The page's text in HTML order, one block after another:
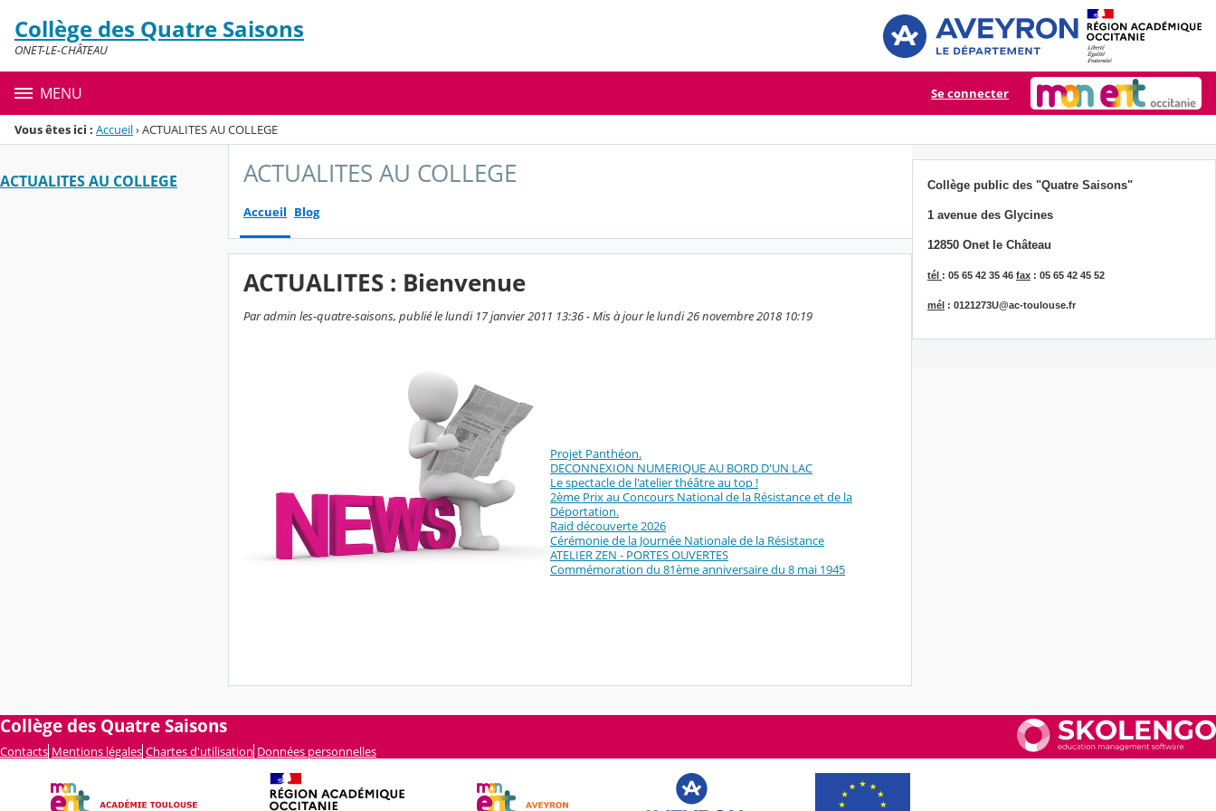
Menu de la rubrique
Contenu
Collège des Quatre Saisons
ONET-LE-CHÂTEAU
MENU Se connecter
Vous êtes ici : Accueil›ACTUALITES AU COLLEGE
ACTUALITES AU COLLEGE ACTUALITES AU COLLEGE
Accueil Blog
ACTUALITES : Bienvenue
Par admin les-quatre-saisons, publié le lundi 17 janvier 2011 13:36 - Mis à jour le lundi 26 novembre 2018 10:19
Projet Panthéon.
DECONNEXION NUMERIQUE AU BORD D'UN LAC
Le spectacle de l'atelier théâtre au top !
2ème Prix au Concours National de la Résistance et de la
Déportation.
Raid découverte 2026
Cérémonie de la Journée Nationale de la Résistance
ATELIER ZEN - PORTES OUVERTES
Commémoration du 81ème anniversaire du 8 mai 1945
Collège public des "Quatre Saisons"
1 avenue des Glycines
12850 Onet le Château
tél : 05 65 42 35 46 fax : 05 65 42 45 52
mél : 0121273U@ac-toulouse.fr
Collège des Quatre Saisons
Contacts Mentions légales Chartes d'utilisation Données personnelles